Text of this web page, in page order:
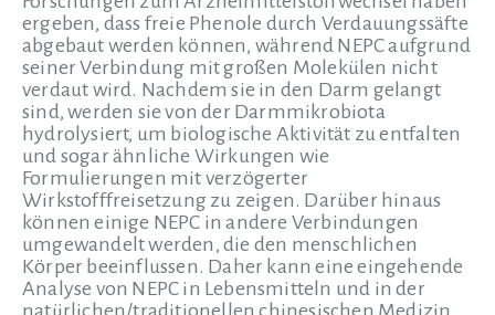
ergeben, dass freie Phenole durch Verdauungssäfte
abgebaut werden können, während NEPC aufgrund
seiner Verbindung mit großen Molekülen nicht
verdaut wird. Nachdem sie in den Darm gelangt
sind, werden sie von der Darmmikrobiota
hydrolysiert, um biologische Aktivität zu entfalten
und sogar ähnliche Wirkungen wie
Formulierungen mit verzögerter
Wirkstofffreisetzung zu zeigen. Darüber hinaus
können einige NEPC in andere Verbindungen
umgewandelt werden, die den menschlichen
Körper beeinflussen. Daher kann eine eingehende
Analyse von NEPC in Lebensmitteln und in der
natürlichen/traditionellen chinesischen Medizin